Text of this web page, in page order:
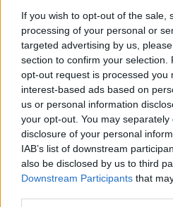
If you wish to opt-out of the sale,
processing of your personal or
targeted advertising by us,
section to confirm your selection.
opt-out request is processed you
interest-based ads based on
us or personal information
your opt-out. You may
disclosure of your personal
IAB’s list of downstream
also be disclosed by us to third
Downstream Participants that